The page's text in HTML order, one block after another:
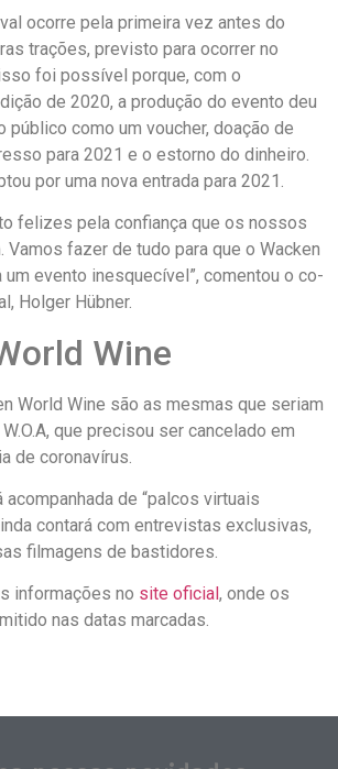
ocorre pela primeira vez antes do
trações, previsto para ocorrer no
foi possível porque, com o
de 2020, a produção do evento deu
público como um voucher, doação de
para 2021 e o estorno do dinheiro.
por uma nova entrada para 2021.
felizes pela confiança que os nossos
Vamos fazer de tudo para que o Wacken
um evento inesquecível”, comentou o co-
Holger Hübner.
Wine
World Wine são as mesmas que seriam
que precisou ser cancelado em
de coronavírus.
acompanhada de “palcos virtuais
contará com entrevistas exclusivas,
filmagens de bastidores.
informações no site oficial , onde os
nas datas marcadas.